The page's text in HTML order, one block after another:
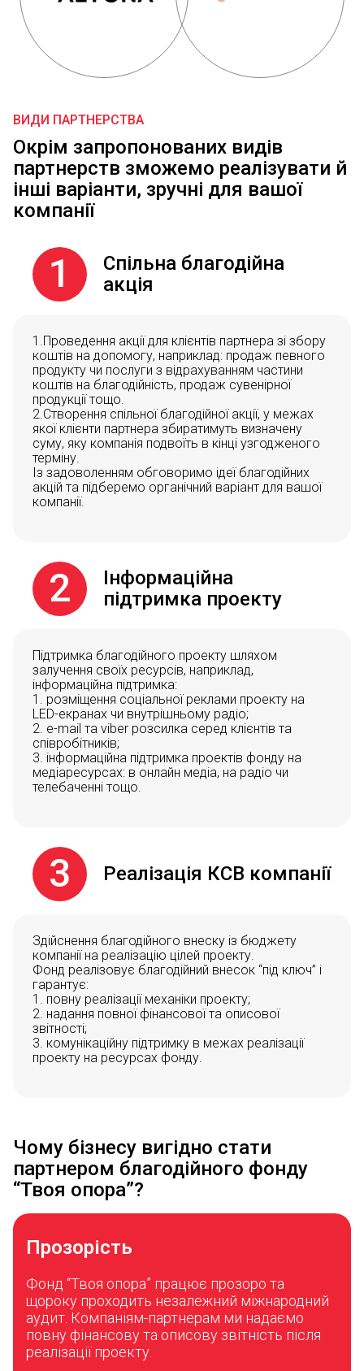
ВИДИ ПАРТНЕРСТВА
Окрім запропонованих видів
партнерств зможемо реалізувати й
інші варіанти, зручні для вашої
компанії
1
Спільна благодійна
акція
1.Проведення акції для клієнтів партнера зі збору
коштів на допомогу, наприклад: продаж певного
продукту чи послуги з відрахуванням частини
коштів на благодійність, продаж сувенірної
продукції тощо.
2.Створення спільної благодійної акції, у межах
якої клієнти партнера збиратимуть визначену
суму, яку компанія подвоїть в кінці узгодженого
терміну.
Із задоволенням обговоримо ідеї благодійних
акцій та підберемо органічний варіант для вашої
компанії.
2
Інформаційна
підтримка проекту
Підтримка благодійного проекту шляхом
залучення своїх ресурсів, наприклад,
інформаційна підтримка:
1. розміщення соціальної реклами проекту на
LED-екранах чи внутрішньому радіо;
2. e-mail та viber розсилка серед клієнтів та
співробітників;
3. інформаційна підтримка проектів фонду на
медіаресурсах: в онлайн медіа, на радіо чи
телебаченні тощо.
3 Реалізація КСВ компанії
Здійснення благодійного внеску із бюджету
компанії на реалізацію цілей проекту.
Фонд реалізовує благодійний внесок “під ключ” і
гарантує:
1. повну реалізації механіки проекту;
2. надання повної фінансової та описової
звітності;
3. комунікаційну підтримку в межах реалізації
проекту на ресурсах фонду.
Чому бізнесу вигідно стати
партнером благодійного фонду
“Твоя опора”?
Прозорість
Фонд “Твоя опора” працює прозоро та
щороку проходить незалежний міжнародний
аудит. Компаніям-партнерам ми надаємо
повну фінансову та описову звітність після
реалізації проекту.